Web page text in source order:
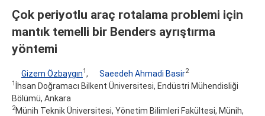
Çok periyotlu araç rotalama problemi için
mantık temelli bir Benders ayrıştırma
yöntemi
Gizem Özbaygın1 , Saeedeh Ahmadi Basir2
1
İhsan Doğramacı Bilkent Üniversitesi, Endüstri Mühendisliği
Bölümü, Ankara
2Münih Teknik Üniversitesi, Yönetim Bilimleri Fakültesi, Münih,